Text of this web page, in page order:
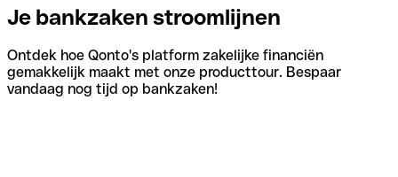
Je bankzaken stroomlijnen
Ontdek hoe Qonto's platform zakelijke financiën
gemakkelijk maakt met onze producttour. Bespaar
vandaag nog tijd op bankzaken!